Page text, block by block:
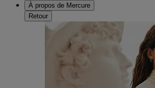
À propos de Mercure
Retour